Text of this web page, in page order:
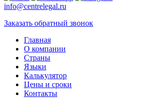
info@centrelegal.ru
Заказать обратный звонок
Главная
О компании
Страны
Языки
Калькулятор
Цены и сроки
Контакты